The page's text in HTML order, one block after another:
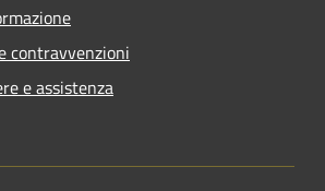
contravvenzioni
e assistenza